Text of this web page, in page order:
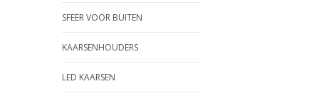
SFEER VOOR BUITEN
KAARSENHOUDERS
LED KAARSEN